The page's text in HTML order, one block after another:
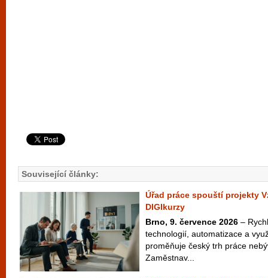
Související články:
Úřad práce spouští projekty
DIGIkurzy
Brno, 9. července 2026 –
technologií, automatizace a
proměňuje český trh práce
Zaměstnav...